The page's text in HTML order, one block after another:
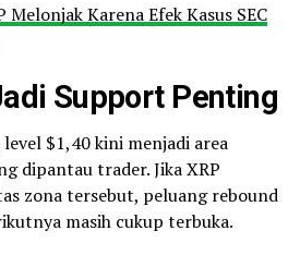
Melonjak Karena Efek Kasus SEC
Support Penting
$1,40 kini menjadi area
dipantau trader. Jika XRP
zona tersebut, peluang rebound
masih cukup terbuka.